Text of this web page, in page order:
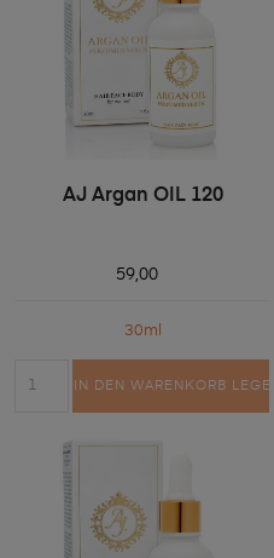
AJ Argan OIL 120
59,00
30ml
IN DEN WARENKORB